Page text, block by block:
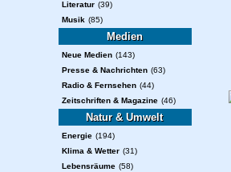
Literatur (39)
Musik (85)
Medien
Neue Medien (143)
Presse & Nachrichten (63)
Radio & Fernsehen (44)
Zeitschriften & Magazine (46)
Natur & Umwelt
Energie (194)
Klima & Wetter (31)
Lebensräume (58)